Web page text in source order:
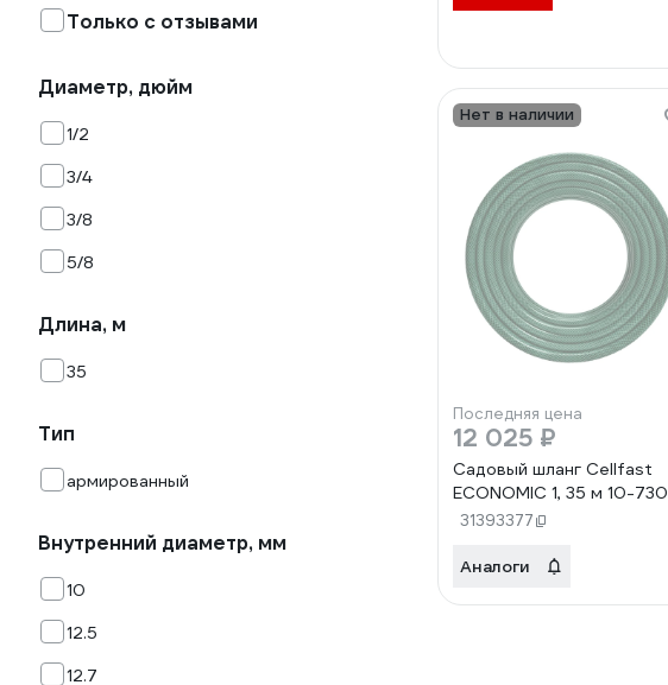
Только с отзывами
Диаметр, дюйм
1/2
3/4
3/8
5/8
Длина, м
35
Тип
армированный
Внутренний диаметр, мм
10
12.5
12.7
Нет в наличии
Последняя цена
12 025 ₽
Садовый шланг Cellfast
ECONOMIC 1, 35 м 10-730
31393377
Аналоги